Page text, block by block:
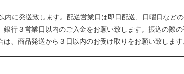
に発送致します。配送営業日は即日配送、日曜日など
行３営業日以内のご入金をお願い致します。振込の際
、商品発送から３日以内のお受け取りをお願い致します